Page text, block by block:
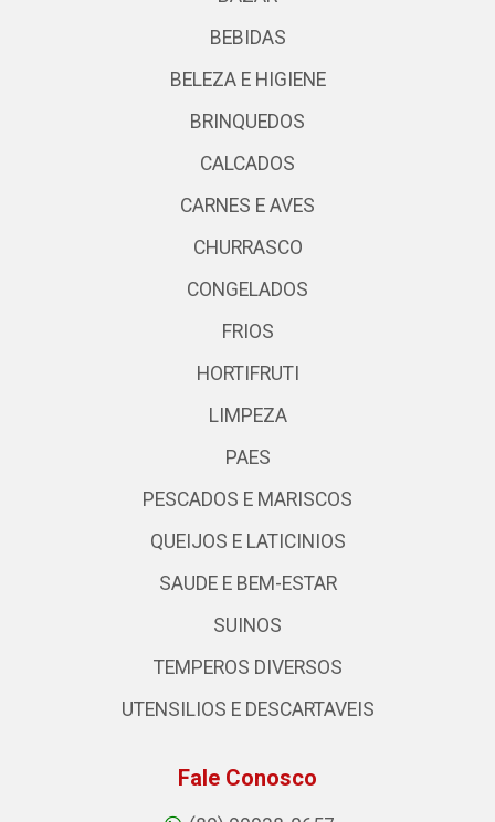
BEBIDAS
BELEZA E HIGIENE
BRINQUEDOS
CALCADOS
CARNES E AVES
CHURRASCO
CONGELADOS
FRIOS
HORTIFRUTI
LIMPEZA
PAES
PESCADOS E MARISCOS
QUEIJOS E LATICINIOS
SAUDE E BEM-ESTAR
SUINOS
TEMPEROS DIVERSOS
UTENSILIOS E DESCARTAVEIS
Fale Conosco